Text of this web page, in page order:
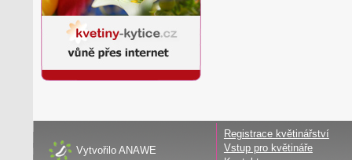
Vytvořilo ANAWE
Registrace květinářství
Vstup pro květináře